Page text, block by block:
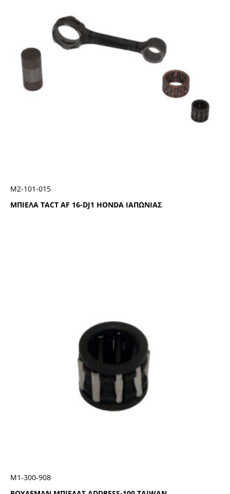
ΜΠΙΕΛΑ TACT AF 16-DJ1 HONDA ΙΑΠΩΝΙΑΣ
Μ2-101-015
Μ1-300-908